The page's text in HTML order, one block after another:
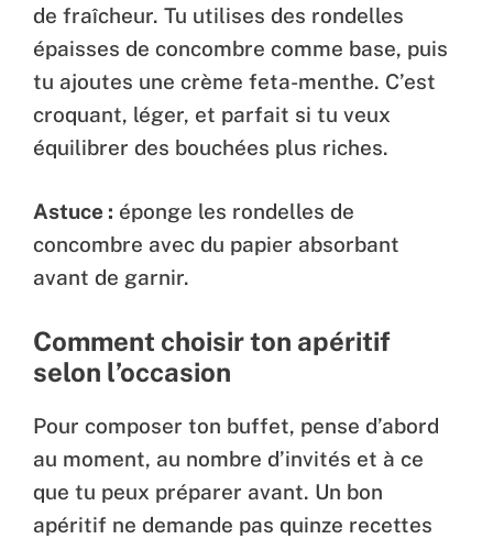
de fraîcheur. Tu utilises des rondelles
épaisses de concombre comme base, puis
tu ajoutes une crème feta-menthe. C’est
croquant, léger, et parfait si tu veux
équilibrer des bouchées plus riches.
Astuce : éponge les rondelles de
concombre avec du papier absorbant
avant de garnir.
Comment choisir ton apéritif
selon l’occasion
Pour composer ton buffet, pense d’abord
au moment, au nombre d’invités et à ce
que tu peux préparer avant. Un bon
apéritif ne demande pas quinze recettes